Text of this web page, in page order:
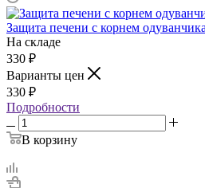
Защита печени с корнем
На складе
330 ₽
Варианты цен
330 ₽
Подробности
В корзину